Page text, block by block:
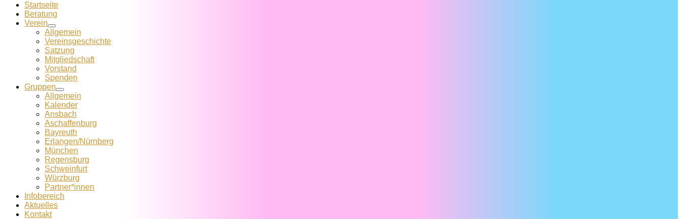
Startseite
Beratung
Verein
Allgemein
Vereins­geschichte
Satzung
Mitglied­schaft
Vorstand
Spenden
Gruppen
Allgemein
Kalender
Ansbach
Aschaffenburg
Bayreuth
Erlangen/Nürnberg
München
Regensburg
Schweinfurt
Würzburg
Partner*innen
Infobereich
Aktuelles
Kontakt